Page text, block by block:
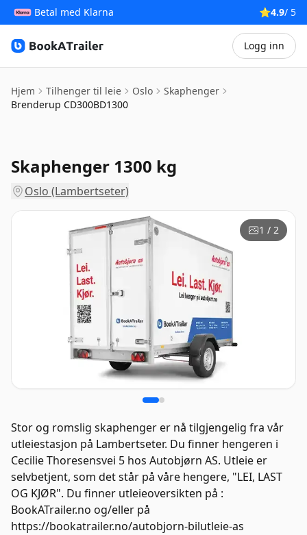
Betal med Klarna ⭐4.9/ 5
Logg inn
Hjem Tilhenger til leie Oslo
Skaphenger
Brenderup CD300BD1300
Skaphenger 1300 kg
Oslo (Lambertseter)
1 / 2
Stor og romslig skaphenger er nå tilgjengelig fra vår
utleiestasjon på Lambertseter. Du finner hengeren i
Cecilie Thoresensvei 5 hos Autobjørn AS. Utleie er
selvbetjent, som det står på våre hengere, "LEI, LAST
OG KJØR". Du finner utleieoversikten på :
BookATrailer.no og/eller på
https://bookatrailer.no/autobjorn-bilutleie-as